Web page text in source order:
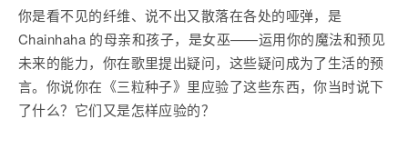
你是看不见的纤维、说不出又散落在各处的哑弹，是
Chainhaha 的母亲和孩子，是女巫——运用你的魔法和预见
未来的能力，你在歌里提出疑问，这些疑问成为了生活的预
言。你说你在《三粒种子》里应验了这些东西，你当时说下
了什么？它们又是怎样应验的？